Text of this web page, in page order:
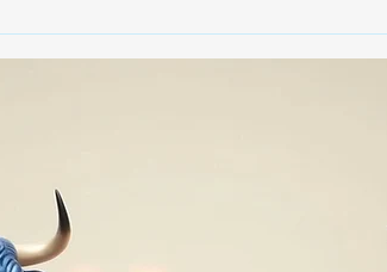
🚨🏛️ SECRETARIO DE
GOBIERNO ADMITE QUE